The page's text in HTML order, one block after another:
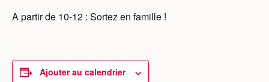
A partir de 10-12 : Sortez en famille !
Ajouter au calendrier